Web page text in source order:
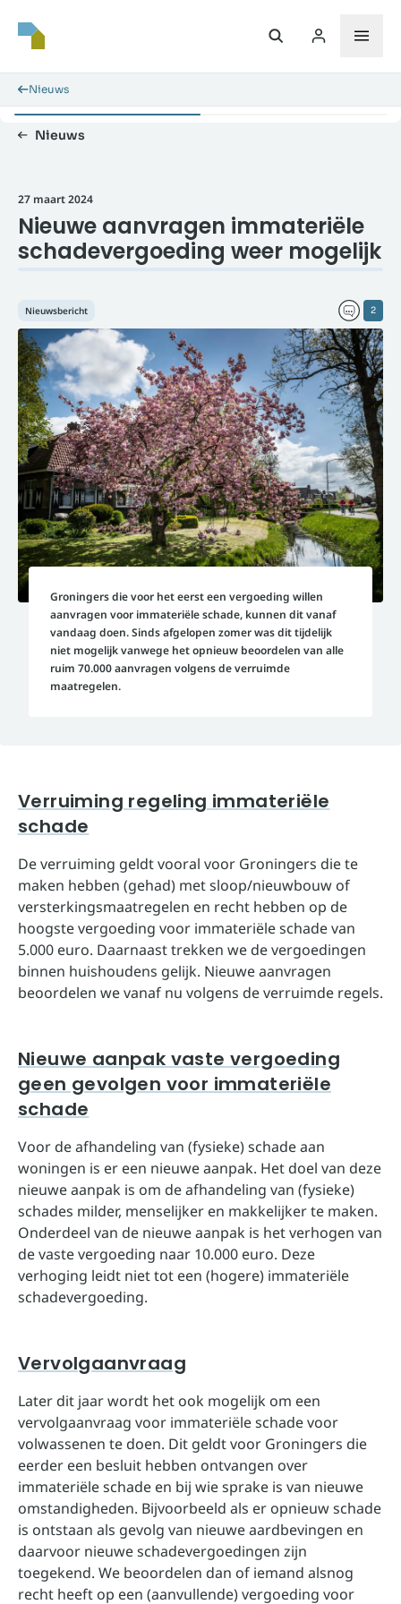
Nieuws
Nieuws
27 maart 2024
Nieuwe aanvragen immateriële
schadevergoeding weer mogelijk
2
Nieuwsbericht
Groningers die voor het eerst een vergoeding willen
aanvragen voor immateriële schade, kunnen dit vanaf
vandaag doen. Sinds afgelopen zomer was dit tijdelijk
niet mogelijk vanwege het opnieuw beoordelen van alle
ruim 70.000 aanvragen volgens de verruimde
maatregelen.
Verruiming regeling immateriële
schade
De verruiming geldt vooral voor Groningers die te
maken hebben (gehad) met sloop/nieuwbouw of
versterkingsmaatregelen en recht hebben op de
hoogste vergoeding voor immateriële schade van
5.000 euro. Daarnaast trekken we de vergoedingen
binnen huishoudens gelijk. Nieuwe aanvragen
beoordelen we vanaf nu volgens de verruimde regels.
Nieuwe aanpak vaste vergoeding
geen gevolgen voor immateriële
schade
Voor de afhandeling van (fysieke) schade aan
woningen is er een nieuwe aanpak. Het doel van deze
nieuwe aanpak is om de afhandeling van (fysieke)
schades milder, menselijker en makkelijker te maken.
Onderdeel van de nieuwe aanpak is het verhogen van
de vaste vergoeding naar 10.000 euro. Deze
verhoging leidt niet tot een (hogere) immateriële
schadevergoeding.
Vervolgaanvraag
Later dit jaar wordt het ook mogelijk om een
vervolgaanvraag voor immateriële schade voor
volwassenen te doen. Dit geldt voor Groningers die
eerder een besluit hebben ontvangen over
immateriële schade en bij wie sprake is van nieuwe
omstandigheden. Bijvoorbeeld als er opnieuw schade
is ontstaan als gevolg van nieuwe aardbevingen en
daarvoor nieuwe schadevergoedingen zijn
toegekend. We beoordelen dan of iemand alsnog
recht heeft op een (aanvullende) vergoeding voor